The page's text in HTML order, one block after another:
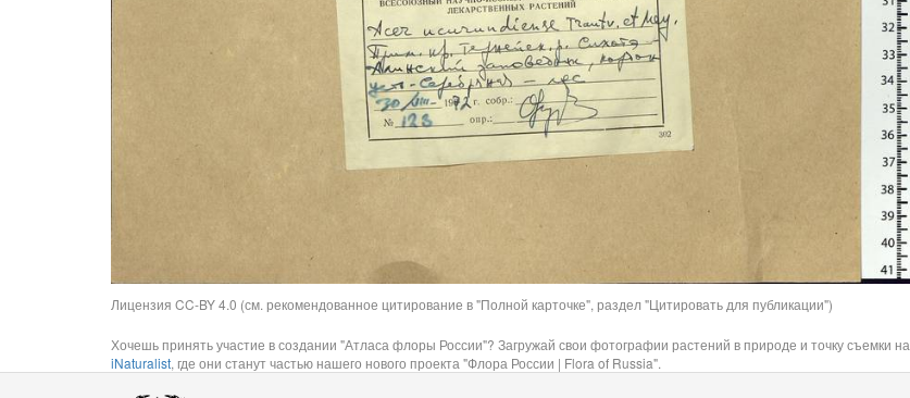
Лицензия CC-BY 4.0 (см. рекомендованное цитирование в "Полной карточке", раздел "Цитировать для публикации")
Хочешь принять участие в создании "Атласа флоры России"? Загружай свои фотографии растений в природе и точку съемки на
iNaturalist, где они станут частью нашего нового проекта "Флора России | Flora of Russia".